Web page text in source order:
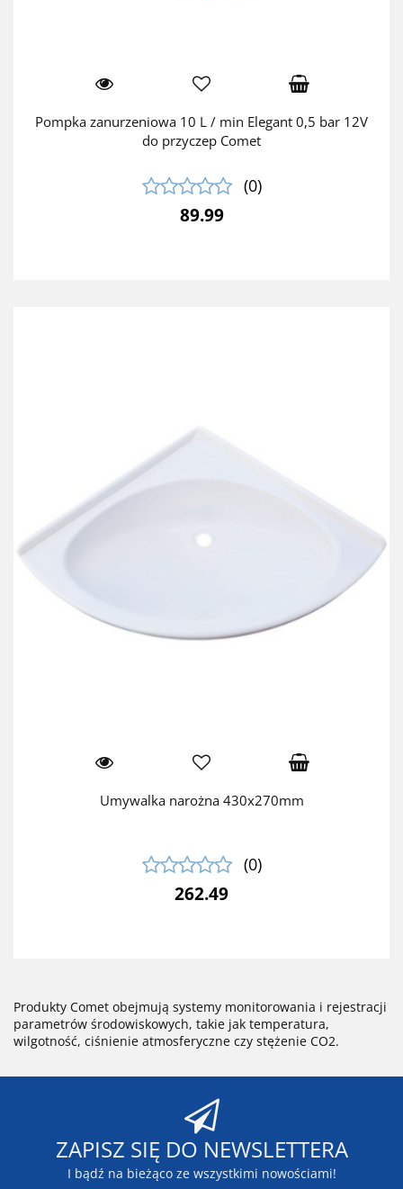
Pompka zanurzeniowa 10 L / min Elegant 0,5 bar 12V
do przyczep Comet
(0)
89.99
Umywalka narożna 430x270mm
(0)
262.49
Produkty Comet obejmują systemy monitorowania i rejestracji
parametrów środowiskowych, takie jak temperatura,
wilgotność, ciśnienie atmosferyczne czy stężenie CO2.
ZAPISZ SIĘ DO NEWSLETTERA
I bądź na bieżąco ze wszystkimi nowościami!